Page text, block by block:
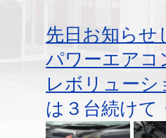
先日お知らせ
パワーエアコ
レボリューシ
は３台続けて